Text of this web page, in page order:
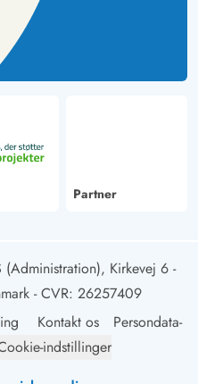
Partner
Kirkevej 6 -
- CVR: 26257409
Kontakt os
Persondata-
indstillinger